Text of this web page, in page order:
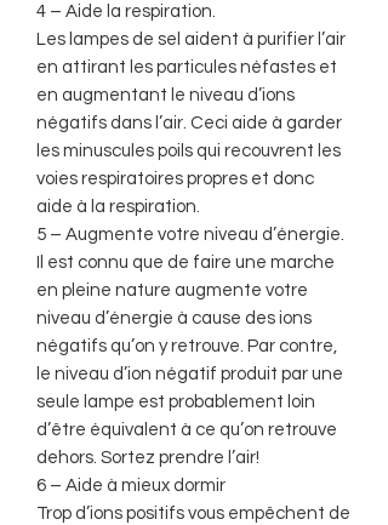
4 – Aide la respiration.
Les lampes de sel aident à purifier l’air
en attirant les particules néfastes et
en augmentant le niveau d’ions
négatifs dans l’air. Ceci aide à garder
les minuscules poils qui recouvrent les
voies respiratoires propres et donc
aide à la respiration.
5 – Augmente votre niveau d’énergie.
Il est connu que de faire une marche
en pleine nature augmente votre
niveau d’énergie à cause des ions
négatifs qu’on y retrouve. Par contre,
le niveau d’ion négatif produit par une
seule lampe est probablement loin
d’être équivalent à ce qu’on retrouve
dehors. Sortez prendre l’air!
6 – Aide à mieux dormir
Trop d’ions positifs vous empêchent de